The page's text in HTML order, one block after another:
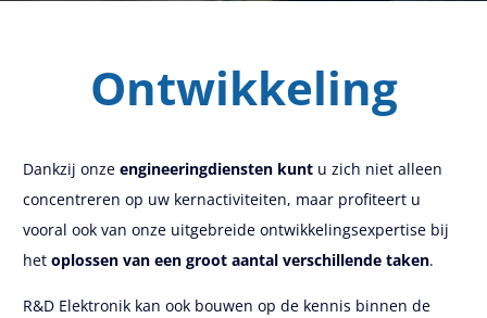
Ontwikkeling
Dankzij onze engineeringdiensten kunt u zich niet alleen
concentreren op uw kernactiviteiten, maar profiteert u
vooral ook van onze uitgebreide ontwikkelingsexpertise bij
het oplossen van een groot aantal verschillende taken.
R&D Elektronik kan ook bouwen op de kennis binnen de